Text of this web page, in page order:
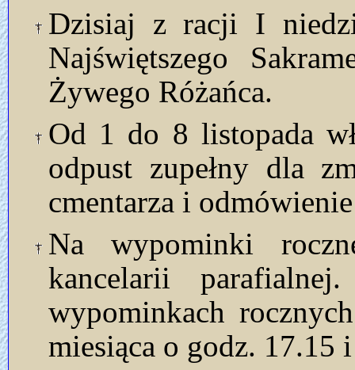
Dzisiaj z racji I
Najświętszego
Żywego Różańca.
Od 1 do 8 listopada
odpust zupełny dla
cmentarza i
Na wypominki
kancelarii
wypominkach
miesiąca o godz. 17.15